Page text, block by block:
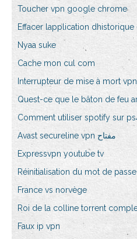
Toucher vpn google chrome
Effacer lapplication
Nyaa suke
Cache mon cul com
Interrupteur de mise à mort
Quest-ce que le bâton de feu
Comment utiliser spotify sur
Avast secureline vpn مفتاح
Expressvpn youtube tv
Réinitialisation du mot de
France vs norvège
Roi de la colline torrent
Faux ip vpn